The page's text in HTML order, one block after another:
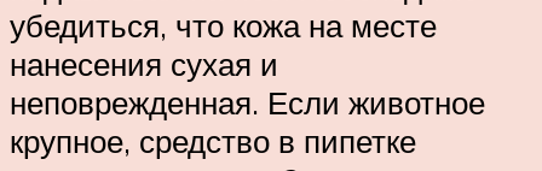
убедиться, что кожа на месте
нанесения сухая и
неповрежденная. Если животное
крупное, средство в пипетке